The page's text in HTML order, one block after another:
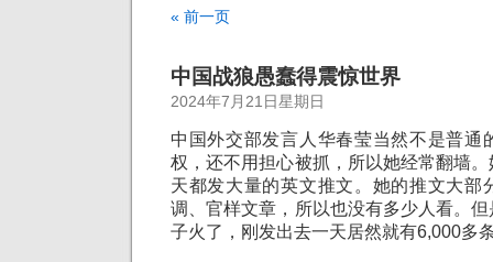
« 前一页
中国战狼愚蠢得震惊世界
2024年7月21日星期日
中国外交部发言人华春莹当然不是普通
权，还不用担心被抓，所以她经常翻墙
天都发大量的英文推文。她的推文大部
调、官样文章，所以也没有多少人看。
子火了，刚发出去一天居然就有6,000多